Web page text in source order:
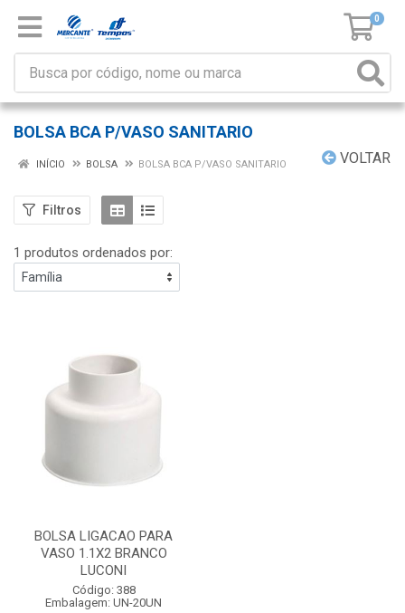
0
BOLSA BCA P/VASO SANITARIO
VOLTAR
INÍCIO BOLSA BOLSA BCA P/VASO SANITARIO
Filtros
1 produtos ordenados por:
BOLSA LIGACAO PARA
VASO 1.1X2 BRANCO
LUCONI
Código: 388
Embalagem: UN-20UN